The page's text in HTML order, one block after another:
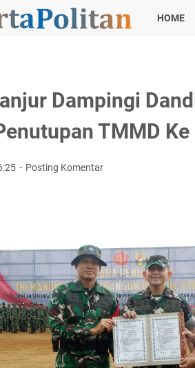
HOME
Dampingi
TMMD
Posting Komentar